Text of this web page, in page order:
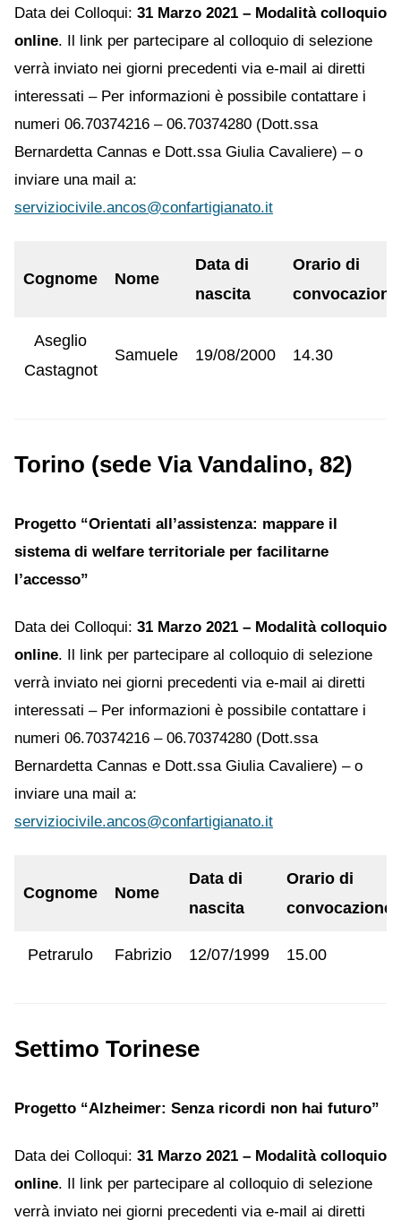
Data dei Colloqui: 31 Marzo 2021 – Modalità colloquio
online. Il link per partecipare al colloquio di selezione
verrà inviato nei giorni precedenti via e-mail ai diretti
interessati – Per informazioni è possibile contattare i
numeri 06.70374216 – 06.70374280 (Dott.ssa
Bernardetta Cannas e Dott.ssa Giulia Cavaliere) – o
inviare una mail a:
serviziocivile.ancos@confartigianato.it
Cognome Nome
Data di
nascita
Orario di
convocazione
Aseglio
Castagnot
Samuele 19/08/2000 14.30
Torino (sede Via Vandalino, 82)
Progetto “Orientati all’assistenza: mappare il
sistema di welfare territoriale per facilitarne
l’accesso”
Data dei Colloqui: 31 Marzo 2021 – Modalità colloquio
online. Il link per partecipare al colloquio di selezione
verrà inviato nei giorni precedenti via e-mail ai diretti
interessati – Per informazioni è possibile contattare i
numeri 06.70374216 – 06.70374280 (Dott.ssa
Bernardetta Cannas e Dott.ssa Giulia Cavaliere) – o
inviare una mail a:
serviziocivile.ancos@confartigianato.it
Cognome Nome
Data di
nascita
Orario di
convocazione
Petrarulo Fabrizio 12/07/1999 15.00
Settimo Torinese
Progetto “Alzheimer: Senza ricordi non hai futuro”
Data dei Colloqui: 31 Marzo 2021 – Modalità colloquio
online. Il link per partecipare al colloquio di selezione
verrà inviato nei giorni precedenti via e-mail ai diretti